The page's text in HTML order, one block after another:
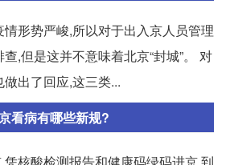
形势严峻,所以对于出入京人员管理
,但是这并不意味着北京“封城”。 对
出了回应,这三类...
看病有哪些新规?
核酸检测报告和健康码绿码进京,到